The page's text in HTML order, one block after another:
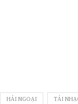
HẢI NGOẠI TẢI